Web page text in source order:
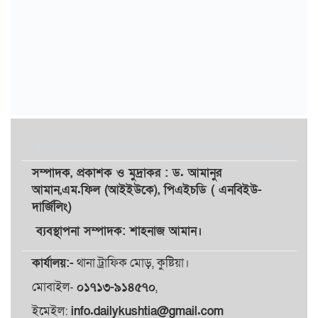
সম্পাদক, প্রকাশকওমুদ্রাকর: ড. আমানুর
আমান,এম.ফিল (আইইউকে), পিএইচডি ( এনবিইউ-
দার্জিলিং)
ব্যবস্থাপনা সম্পাদক: শাহনাজ আমান।
কার্যালয়:-থানা ট্রাফিক মোড়, কুষ্টিয়া।
মোবাইল- ০১৭১৩-৯১৪৫৭০,
ইমেইল: info.dailykushtia@gmail.com